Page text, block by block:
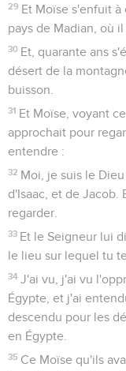
29 Et Moïse s'enfuit
pays de Madian, où
30 Et, quarante ans
désert de la
buisson.
31 Et Moïse, voyant
approchait pour
entendre :
32 Moi, je suis le
d'Isaac, et de Jacob.
regarder.
33 Et le Seigneur lui
le lieu sur lequel tu
34 J'ai vu, j'ai vu
Égypte, et j'ai
descendu pour les
en Égypte.
35 Ce Moïse qu'ils